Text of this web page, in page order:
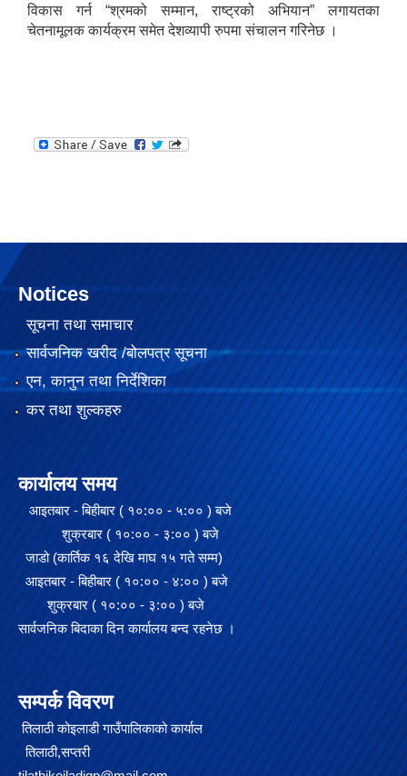
विकास गर्न “श्रमको सम्मान, राष्ट्रको अभियान” लगायतका
चेतनामूलक कार्यक्रम समेत देशव्यापी रुपमा संचालन गरिनेछ ।
Notices
सूचना तथा समाचार
सार्वजनिक खरीद /बोलपत्र सूचना
एन, कानुन तथा निर्देशिका
कर तथा शुल्कहरु
कार्यालय समय
आइतबार - बिहीबार ( १०:०० - ५:०० ) बजे
शुक्रबार ( १०:०० - ३:०० ) बजे
जाडो (कार्तिक १६ देखि माघ १५ गते सम्म)
आइतबार - बिहीबार ( १०:०० - ४:०० ) बजे
शुक्रबार ( १०:०० - ३:०० ) बजे
सार्वजनिक बिदाका दिन कार्यालय बन्द रहनेछ ।
सम्पर्क विवरण
तिलाठी कोइलाडी गाउँपालिकाको कार्याल
तिलाठी,सप्तरी